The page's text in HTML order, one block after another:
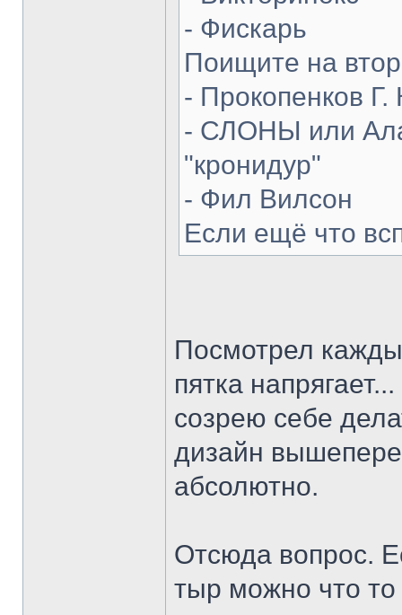
- Фискарь
Поищите на
- Прокопенков Г.
- СЛОНЫ или
"кронидур"
- Фил Вилсон
Если ещё что
Посмотрел
пятка
созрею себе
дизайн
абсолютно.
Отсюда вопрос.
тыр можно что